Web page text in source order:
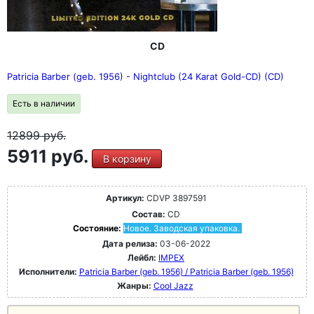
CD
Patricia Barber (geb. 1956) - Nightclub (24 Karat Gold-CD) (CD)
Есть в наличии
12899руб.
5911 руб. В корзину
Артикул: CDVP 3897591
Состав: CD
Состояние: Новое. Заводская упаковка.
Дата релиза: 03-06-2022
Лейбл: IMPEX
Исполнители: Patricia Barber (geb. 1956) / Patricia Barber (geb. 1956)
Жанры: Cool Jazz